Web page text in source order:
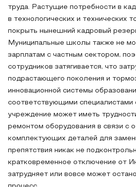
труда. Растущие потребности в
в технологических и технических
покрыть нынешний кадровый
Муниципальные школы также не
зарплатам с частным сектором,
сотрудников затягивается, что
подрастающего поколения и
инновационной системы
соответствующими специалистами
учреждение может иметь
ремонтом оборудования в связи с
комплектующих деталей для
препятствия никак не
кратковременное отключение от
затрудняет или вовсе может